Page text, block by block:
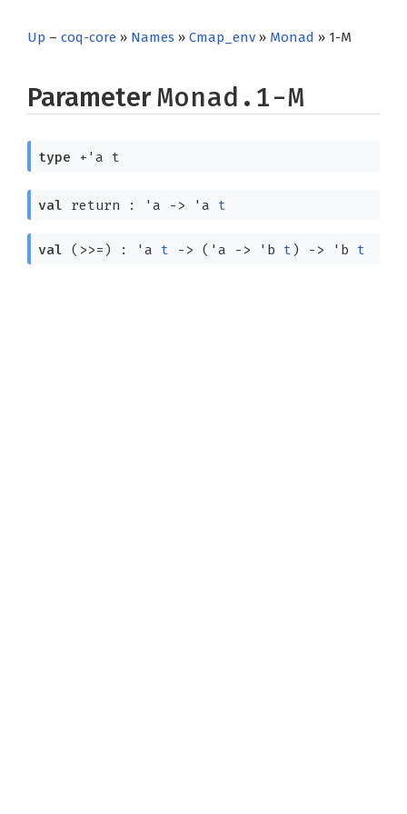
Up – coq-core » Names » Cmap_env » Monad » 1-M
ParameterMonad.1-M
type +'a t
val return : 'a -> 'a t
val (>>=) : 'a t -> ( 'a -> 'b t) -> 'b t